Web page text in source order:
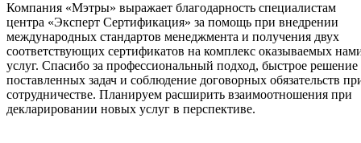
Компания «Мэтры» выражает благодарность специалистам
центра «Эксперт Сертификация» за помощь при внедрении
международных стандартов менеджмента и получения двух
соответствующих сертификатов на комплекс оказываемых
услуг. Спасибо за профессиональный подход, быстрое решение
поставленных задач и соблюдение договорных обязательств
сотрудничестве. Планируем расширить взаимоотношения при
декларировании новых услуг в перспективе.